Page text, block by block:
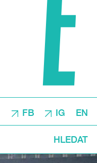
FB IG EN
HLEDAT